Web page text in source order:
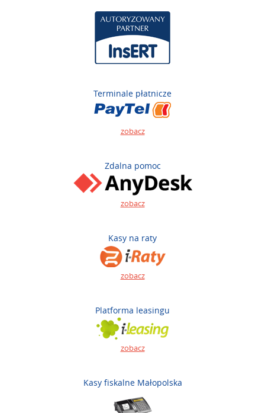
Terminale płatnicze
zobacz
Zdalna pomoc
zobacz
Kasy na raty
zobacz
Platforma leasingu
zobacz
Kasy fiskalne Małopolska